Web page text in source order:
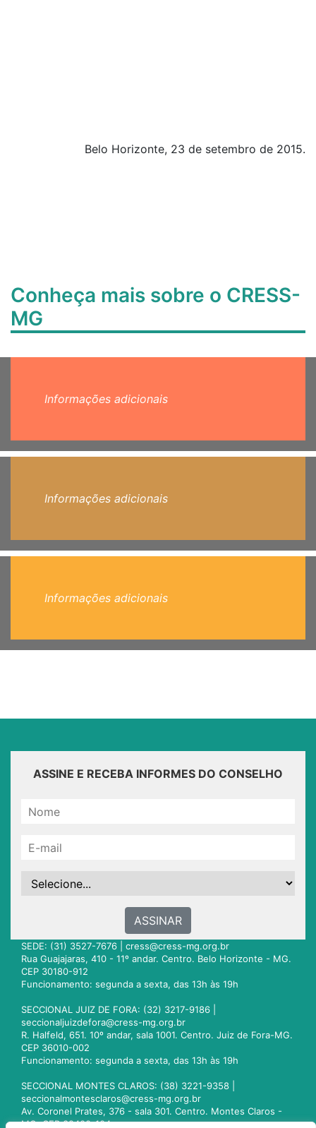
Belo Horizonte, 23 de setembro de 2015.
Conheça mais sobre o CRESS-
MG
Informações adicionais
Informações adicionais
Informações adicionais
ASSINE E RECEBA INFORMES DO CONSELHO
ASSINAR
SEDE: (31) 3527-7676 | cress@cress-mg.org.br
Rua Guajajaras, 410 - 11º andar. Centro. Belo Horizonte - MG.
CEP 30180-912
Funcionamento: segunda a sexta, das 13h às 19h
SECCIONAL JUIZ DE FORA: (32) 3217-9186 |
seccionaljuizdefora@cress-mg.org.br
R. Halfeld, 651. 10º andar, sala 1001. Centro. Juiz de Fora-MG.
CEP 36010-002
Funcionamento: segunda a sexta, das 13h às 19h
SECCIONAL MONTES CLAROS: (38) 3221-9358 |
seccionalmontesclaros@cress-mg.org.br
Av. Coronel Prates, 376 - sala 301. Centro. Montes Claros -
MG. CEP 39400-104